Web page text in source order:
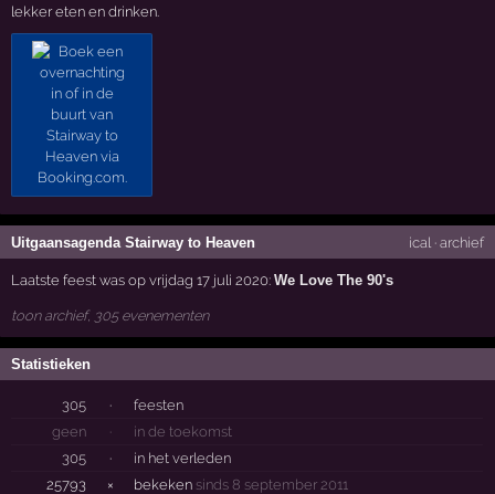
lekker eten en drinken.
Uitgaansagenda Stairway to Heaven ical · archief
Laatste feest was op vrijdag 17 juli 2020:We Love The 90's
toon archief, 305 evenementen
Statistieken
305 ·
feesten
geen
·
in de toekomst
305
·
in het verleden
25793
× bekeken sinds 8 september 2011